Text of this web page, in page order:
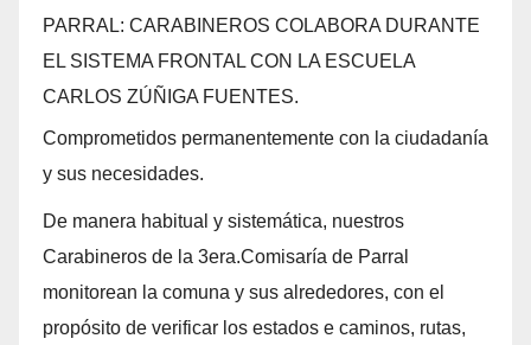
PARRAL: CARABINEROS COLABORA DURANTE
EL SISTEMA FRONTAL CON LA ESCUELA
CARLOS ZÚÑIGA FUENTES.
Comprometidos permanentemente con la ciudadanía
y sus necesidades.
De manera habitual y sistemática, nuestros
Carabineros de la 3era.Comisaría de Parral
monitorean la comuna y sus alrededores, con el
propósito de verificar los estados e caminos, rutas,